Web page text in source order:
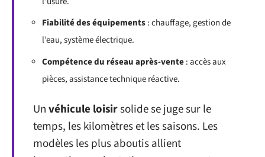
Fiabilité des équipements: chauffage, gestion de
l’eau, système électrique.
Compétence du réseau après-vente: accès aux
pièces, assistance technique réactive.
Unvéhicule loisirsolide se juge sur le
temps, les kilomètres et les saisons. Les
modèles les plus aboutis allient